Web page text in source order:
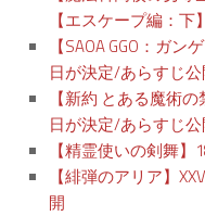
【エスケープ編：下】
【SAOA GGO：ガ
日が決定/あらすじ
【新約 とある魔術
日が決定/あらすじ
【精霊使いの剣舞
【緋弾のアリア】
開